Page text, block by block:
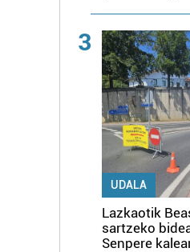
3
UDALA
Lazkaotik
sartzeko
Senpere